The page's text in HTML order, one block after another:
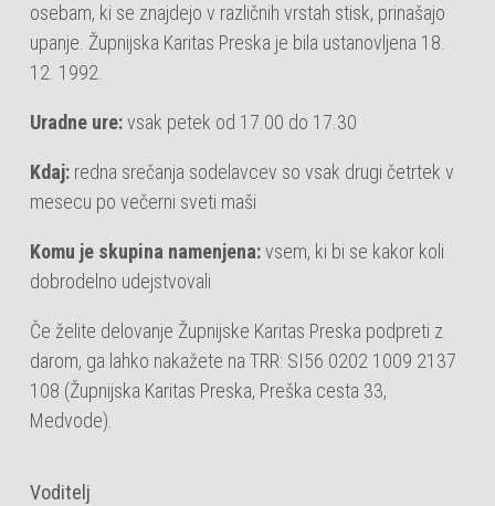
osebam, ki se znajdejo v različnih vrstah stisk, prinašajo
upanje. Župnijska Karitas Preska je bila ustanovljena 18.
12. 1992.
Uradne ure:vsak petek od 17.00 do 17.30
Kdaj: redna srečanja sodelavcev so vsak drugi četrtek v
mesecu po večerni sveti maši
Komu je skupina namenjena:vsem, ki bi se kakor koli
dobrodelno udejstvovali
Če želite delovanje Župnijske Karitas Preska podpreti z
darom, ga lahko nakažete na TRR: SI56 0202 1009 2137
108 (Župnijska Karitas Preska, Preška cesta 33,
Medvode).
Voditelj